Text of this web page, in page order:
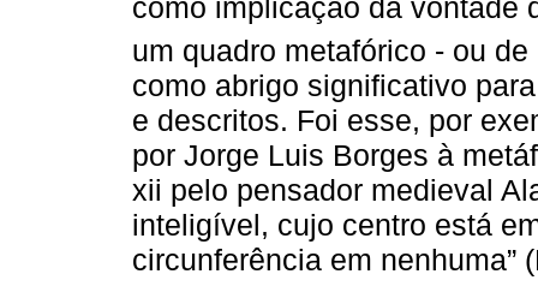
como implicação da vontade
um quadro metafórico - ou
como abrigo significativo
e descritos. Foi esse, por
por Jorge Luis Borges à
xii pelo pensador medieval
inteligível, cujo centro está
circunferência em nenhuma”